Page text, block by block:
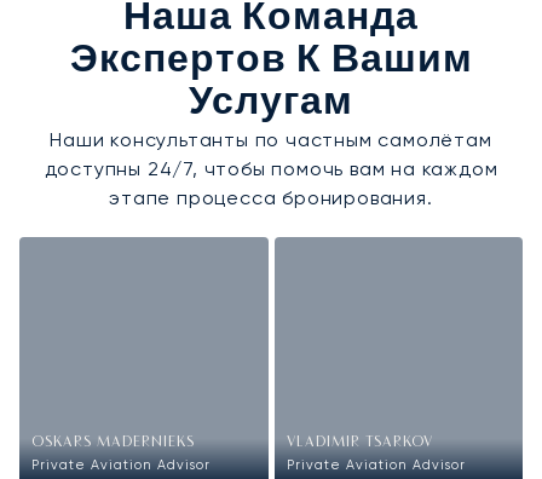
Наша Команда
Экспертов К Вашим
Услугам
Наши консультанты по частным самолётам
доступны 24/7, чтобы помочь вам на каждом
этапе процесса бронирования.
OSKARS MADERNIEKS
Private Aviation Advisor
VLADIMIR TSARKOV
Private Aviation Advisor